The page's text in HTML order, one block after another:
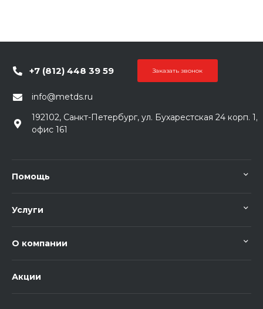
+7 (812) 448 39 59 Заказать звонок
info@metds.ru
192102, Санкт-Петербург, ул. Бухарестская 24 корп. 1,
офис 161
Помощь
Услуги
О компании
Акции